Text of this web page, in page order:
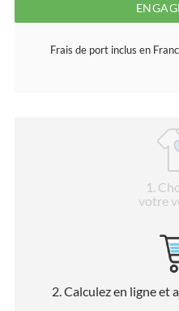
Frais de port inclus en
1 .
votre
2. Calculez en ligne et